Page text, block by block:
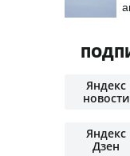
Яндекс
новости
Яндекс
Дзен